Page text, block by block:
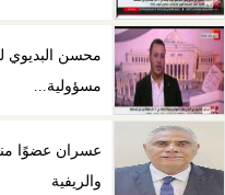
محسن البديوي
مسؤولية...
عسران عضوًا
والريفية